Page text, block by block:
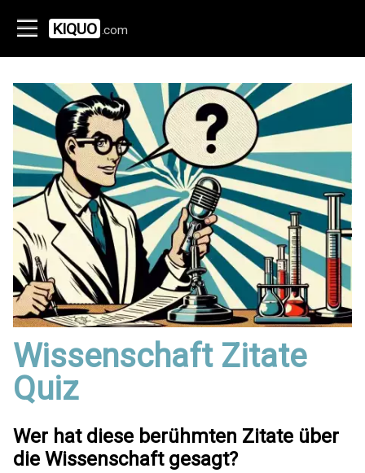
KIQUO .com
Wissenschaft Zitate
Quiz
Wer hat diese berühmten Zitate über
die Wissenschaft gesagt?